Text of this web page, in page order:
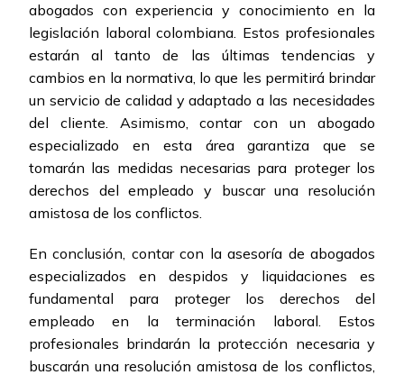
abogados con experiencia y conocimiento en la
legislación laboral colombiana. Estos profesionales
estarán al tanto de las últimas tendencias y
cambios en la normativa, lo que les permitirá brindar
un servicio de calidad y adaptado a las necesidades
del cliente. Asimismo, contar con un abogado
especializado en esta área garantiza que se
tomarán las medidas necesarias para proteger los
derechos del empleado y buscar una resolución
amistosa de los conflictos.
En conclusión, contar con la asesoría de abogados
especializados en despidos y liquidaciones es
fundamental para proteger los derechos del
empleado en la terminación laboral. Estos
profesionales brindarán la protección necesaria y
buscarán una resolución amistosa de los conflictos,